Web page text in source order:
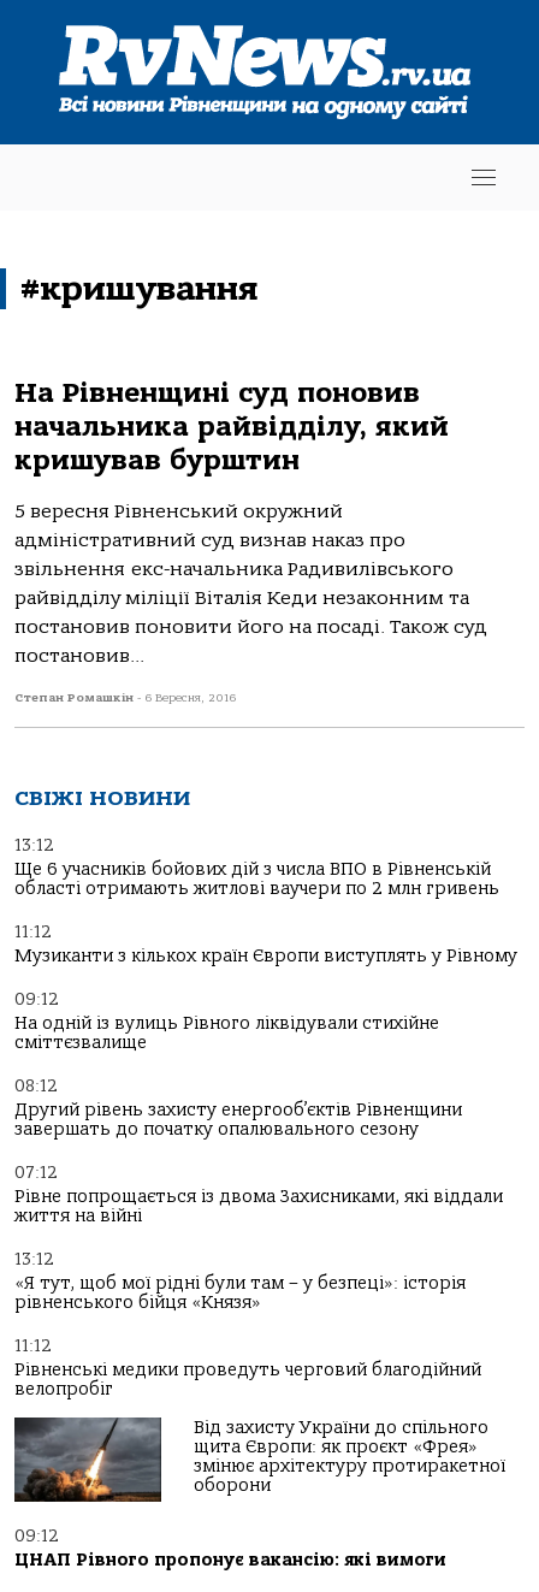
#кришування
На Рівненщині суд поновив
начальника райвідділу, який
кришував бурштин
5 вересня Рівненський окружний
адміністративний суд визнав наказ про
звільнення екс-начальника Радивилівського
райвідділу міліції Віталія Кеди незаконним та
постановив поновити його на посаді. Також суд
постановив...
Степан Ромашкін - 6 Вересня, 2016
СВІЖІ НОВИНИ
13:12
Ще 6 учасників бойових дій з числа ВПО в Рівненській
області отримають житлові ваучери по 2 млн гривень
11:12
Музиканти з кількох країн Європи виступлять у Рівному
09:12
На одній із вулиць Рівного ліквідували стихійне
сміттєзвалище
08:12
Другий рівень захисту енергооб’єктів Рівненщини
завершать до початку опалювального сезону
07:12
Рівне попрощається із двома Захисниками, які віддали
життя на війні
13:12
«Я тут, щоб мої рідні були там – у безпеці»: історія
рівненського бійця «Князя»
11:12
Рівненські медики проведуть черговий благодійний
велопробіг
Від захисту України до спільного
щита Європи: як проєкт «Фрея»
змінює архітектуру протиракетної
оборони
09:12
ЦНАП Рівного пропонує вакансію: які вимоги